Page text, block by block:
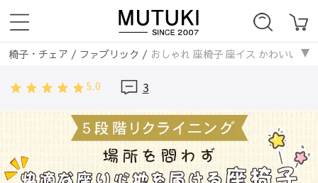
椅子・チェア / ファブリック / おしゃれ 座椅子 座イス かわいい ソ
5.0 3